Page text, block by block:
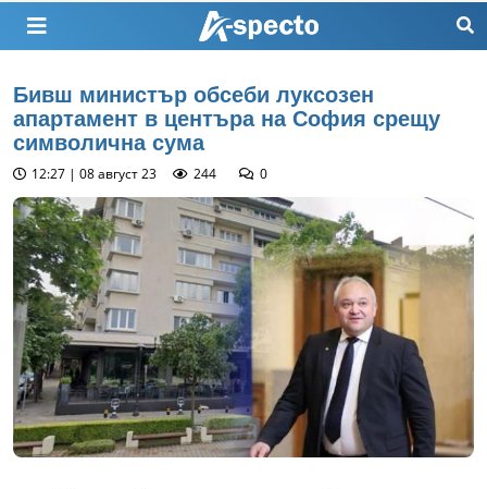
Бивш министър обсеби луксозен
апартамент в центъра на София срещу
символична сума
12:27 | 08 август 23 244 0